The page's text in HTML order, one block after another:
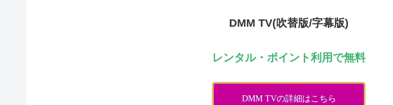
DMM TV(吹替版/字幕版)
レンタル・ポイント利用で無料
DMM TVの詳細はこちら